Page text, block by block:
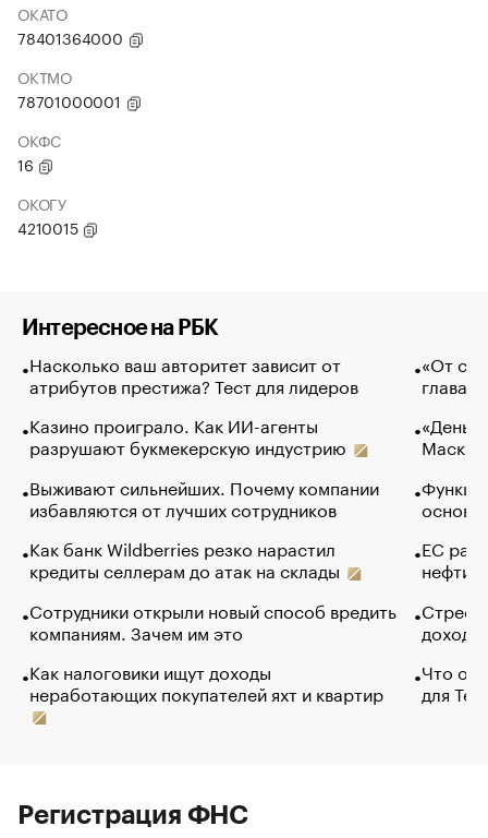
ОКАТО
78401364000
ОКТМО
78701000001
ОКФС
16
ОКОГУ
4210015
Интересное на РБК
Насколько ваш авторитет зависит от
атрибутов престижа? Тест для лидеров
Казино проиграло. Как ИИ-агенты
разрушают букмекерскую индустрию
Выживают сильнейших. Почему компании
избавляются от лучших сотрудников
Как банк Wildberries резко нарастил
кредиты селлерам до атак на склады
Сотрудники открыли новый способ вредить
компаниям. Зачем им это
Как налоговики ищут доходы
неработающих покупателей яхт и квартир
«От
глава
Маск в
основ
ЕС
нефти
Что
для
Регистрация ФНС